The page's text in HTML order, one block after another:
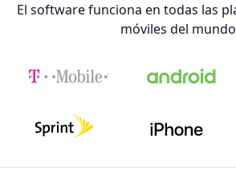
El software funciona en todas las
móviles del